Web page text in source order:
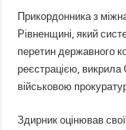
Прикордонника з
Рівненщині, який
перетин державного
реєстрацією, викрила
військовою
Здирник оцінював